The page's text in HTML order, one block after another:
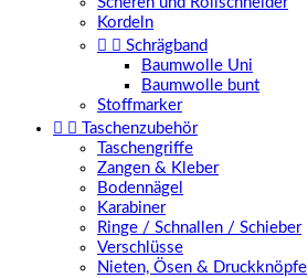
Kordeln
  Schrägband
Baumwolle Uni
Baumwolle bunt
Stoffmarker
 
Taschenzubehör
Taschengriffe
Zangen & Kleber
Bodennägel
Karabiner
Ringe / Schnallen / Schieber
Verschlüsse
Nieten, Ösen & Druckknöpfe